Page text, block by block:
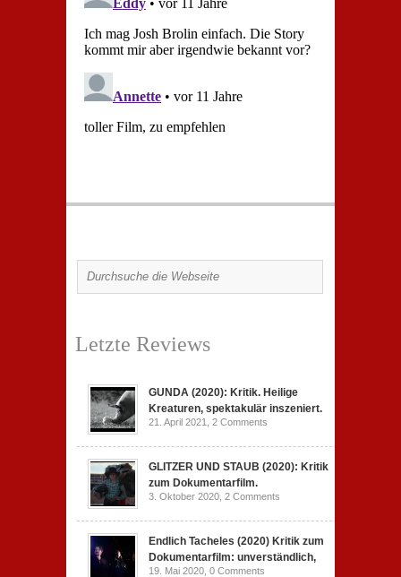
Letzte Reviews
GUNDA (2020): Kritik. Heilige
Kreaturen, spektakulär inszeniert.
21. April 2021, 2 Comments
GLITZER UND STAUB (2020): Kritik
zum Dokumentarfilm.
3. Oktober 2020, 2 Comments
Endlich Tacheles (2020) Kritik zum
Dokumentarfilm: unverständlich,
19. Mai 2020, 0 Comments